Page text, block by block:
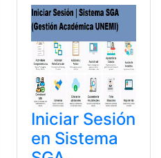
Iniciar Sesión
en Sistema